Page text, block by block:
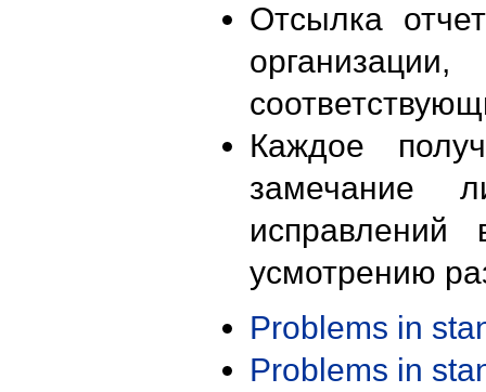
Отсылка
Каждое
замечание
исправлений
усмотрению
Problems in
Problems in